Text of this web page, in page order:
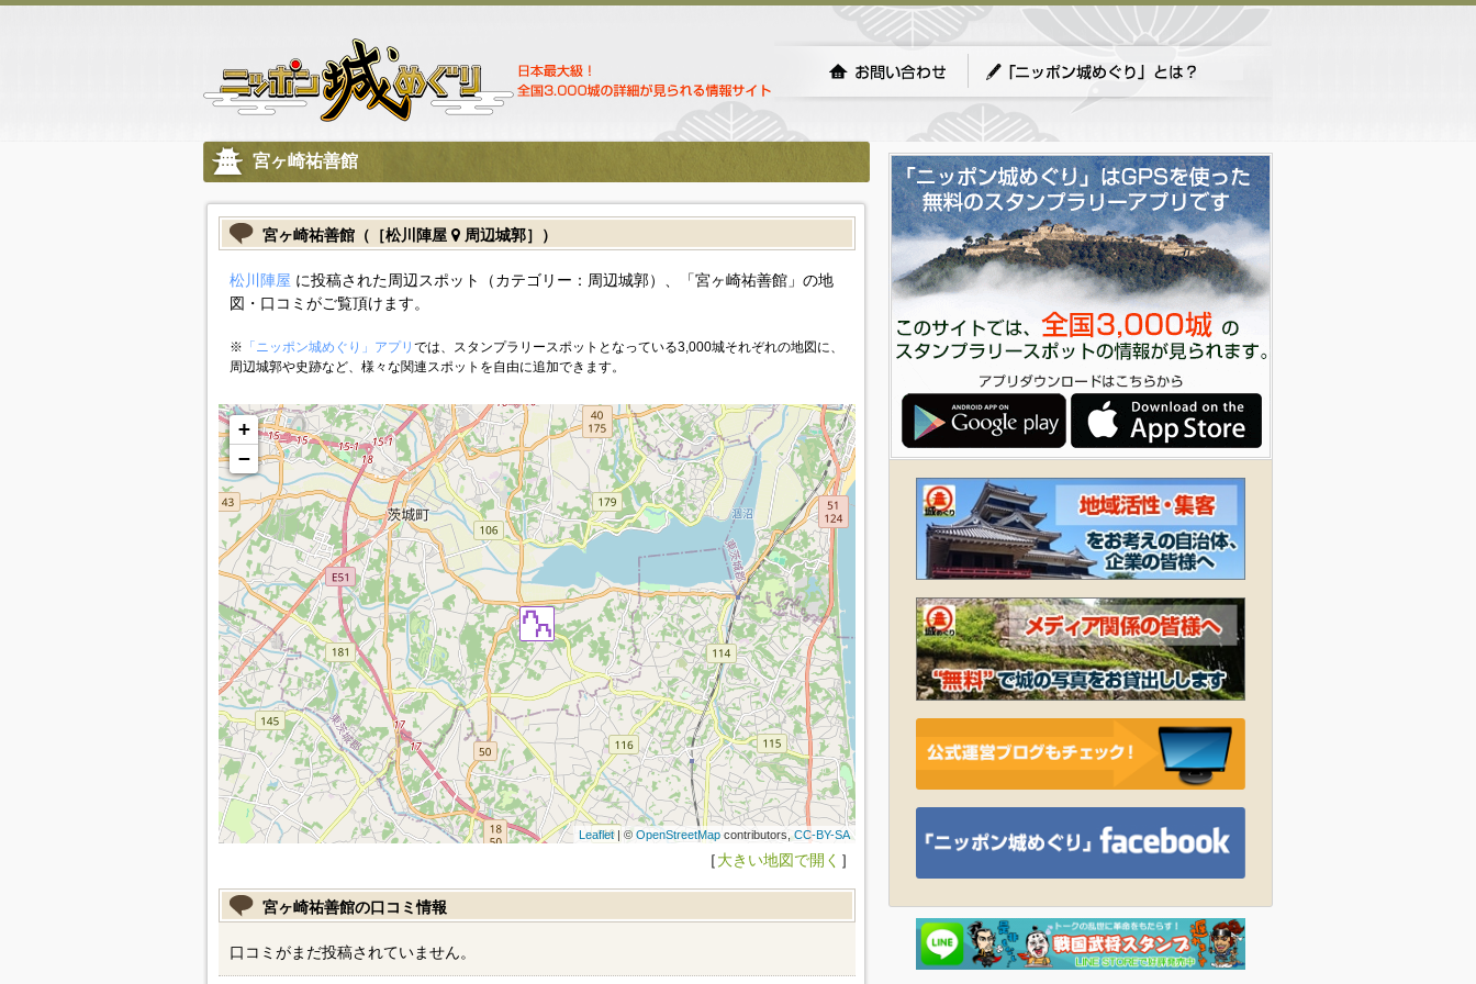
宮ヶ崎祐善館
宮ヶ崎祐善館（［松川陣屋 周辺城郭］）
松川陣屋 に投稿された周辺スポット（カテゴリー：周辺城郭）、「宮ヶ崎祐善館」の地
図・口コミがご覧頂けます。
※ 「ニッポン城めぐり」アプリ では、スタンプラリースポットとなっている3,000城それぞれの地図に、
周辺城郭や史跡など、様々な関連スポットを自由に追加できます。
+
−
Leaflet| © OpenStreetMapcontributors, CC-BY-SA
［大きい地図で開く ］
宮ヶ崎祐善館の口コミ情報
口コミがまだ投稿されていません。